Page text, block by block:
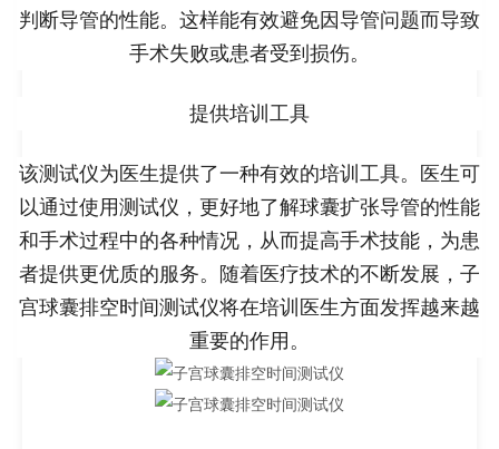
判断导管的性能。这样能有效避免因导管问题而导致
手术失败或患者受到损伤。
提供培训工具
该测试仪为医生提供了一种有效的培训工具。医生可
以通过使用测试仪，更好地了解球囊扩张导管的性能
和手术过程中的各种情况，从而提高手术技能，为患
者提供更优质的服务。随着医疗技术的不断发展，子
宫球囊排空时间测试仪将在培训医生方面发挥越来越
重要的作用。